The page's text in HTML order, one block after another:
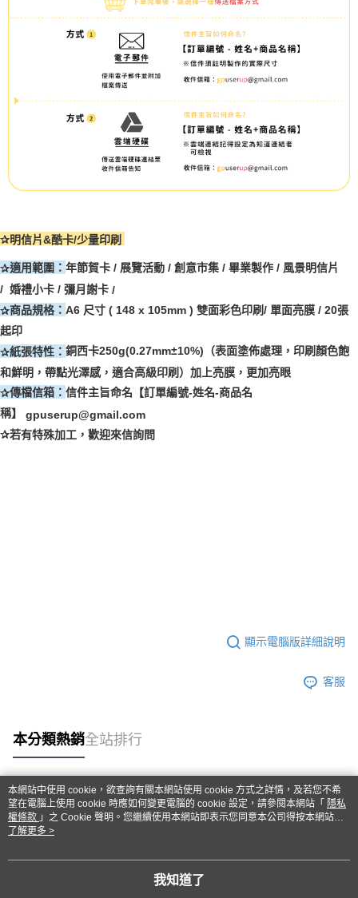
✰明信片&酷卡/少量印刷
✰適用範圍 ： 年節賀卡 / 展覽活動 / 創意市集 / 畢業製作 / 風景明信片
/ 婚禮小卡 / 彌月謝卡 /
✰商品規格 ： A6 尺寸 ( 148 x 105mm ) 雙面彩色印刷/ 單面亮膜 / 20張
起印
✰紙張特性 ： 銅西卡250g(0.27mm±10%) （表面塗佈處理，印刷顏色飽
和鮮明，帶點光澤感，適合高級印刷）加上亮膜，更加亮眼
✰傳檔信箱 ： 信件主旨命名【訂單編號-姓名-商品名
稱】
gpuserup@gmail.com
✰若有特殊加工，歡迎來信詢問
顯示電腦版詳細說明
客服
本分類熱銷全站排行
熱門標籤
本網站中使用 cookie，欲查詢有關本網站使用 cookie 方式之詳情，及若您不希
望在電腦上使用 cookie 時應如何變更電腦的 cookie 設定，請參閱本網站「 隱私
權條款 」之 Cookie 聲明。您繼續使用本網站即表示您同意本公司得按本網站使
用條款之 Cookie 聲明使用 cookie。
了解更多 >
我知道了